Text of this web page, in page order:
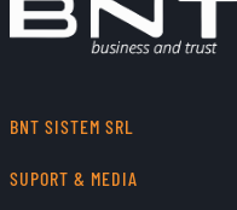
BNT SISTEM SRL
SUPORT & MEDIA